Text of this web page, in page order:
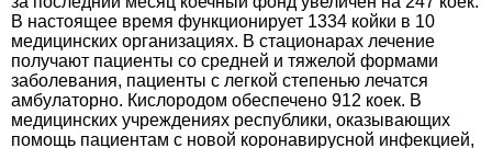
В настоящее время функционирует 1334 койки в 10
медицинских организациях. В стационарах лечение
получают пациенты со средней и тяжелой формами
заболевания, пациенты с легкой степенью лечатся
амбулаторно. Кислородом обеспечено 912 коек. В
медицинских учреждениях республики, оказывающих
помощь пациентам с новой коронавирусной инфекцией,